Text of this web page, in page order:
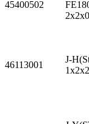
45400502
46113001
J-